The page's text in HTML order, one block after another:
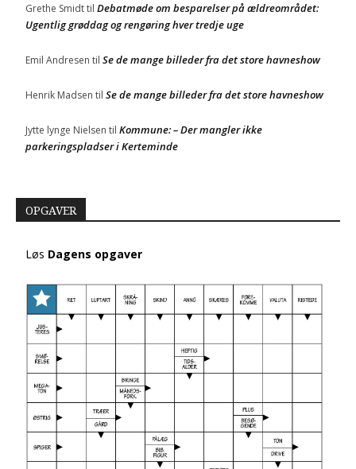
Grethe Smidttil Debatmøde om besparelser på ældreområdet:
Ugentlig grøddag og rengøring hver tredje uge
Emil Andresen til Se de mange billeder fra det store havneshow
Henrik Madsen til Se de mange billeder fra det store havneshow
Jytte lynge Nielsen til Kommune: – Der mangler ikke
parkeringspladser i Kerteminde
OPGAVER
Løs Dagens opgaver